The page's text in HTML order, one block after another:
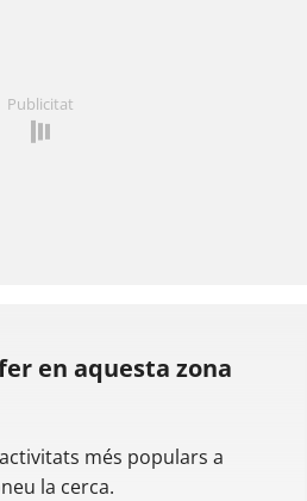
Publicitat
en aquesta zona
més populars a
la cerca.